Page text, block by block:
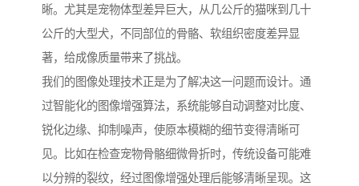
晰。尤其是宠物体型差异巨大，从几公斤的猫咪到几十
公斤的大型犬，不同部位的骨骼、软组织密度差异显
著，给成像质量带来了挑战。
我们的图像处理技术正是为了解决这一问题而设计。通
过智能化的图像增强算法，系统能够自动调整对比度、
锐化边缘、抑制噪声，使原本模糊的细节变得清晰可
见。比如在检查宠物骨骼细微骨折时，传统设备可能难
以分辨的裂纹，经过图像增强处理后能够清晰呈现。这